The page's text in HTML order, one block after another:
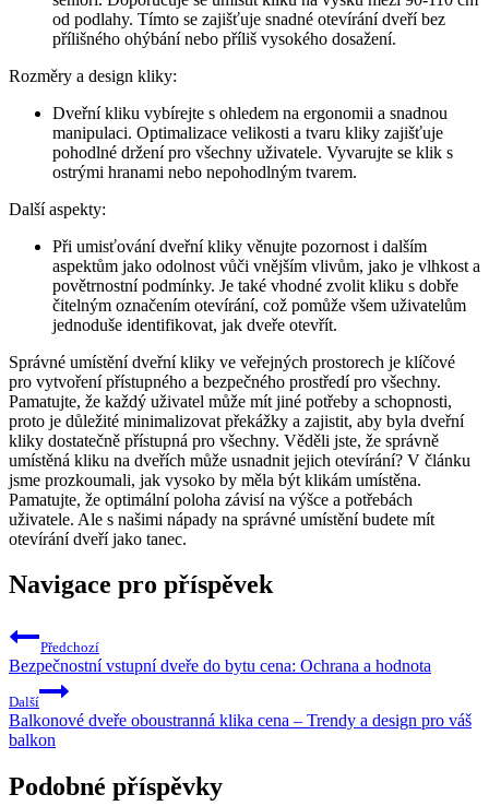
od podlahy. Tímto se zajišťuje ‌snadné otevírání‍ dveří bez ​
přílišného ⁤ohýbání⁤ nebo příliš⁤ vysokého dosažení.
Rozměry a design⁤ kliky: ⁢
Dveřní ⁤kliku vybírejte s ohledem na ergonomii a snadnou
manipulaci. Optimalizace velikosti ⁤a tvaru kliky⁣ zajišťuje
pohodlné držení pro‌ všechny uživatele. Vyvarujte se klik s
ostrými hranami nebo nepohodlným ⁢tvarem.
Další aspekty:
Při umisťování dveřní kliky věnujte pozornost i dalším
aspektům⁣ jako odolnost vůči vnějším vlivům, jako je vlhkost a
povětrnostní podmínky. Je také vhodné zvolit kliku s dobře
čitelným označením otevírání, což pomůže všem uživatelům⁤
jednoduše identifikovat, jak dveře otevřít.
Správné‌ umístění ​dveřní kliky⁤ ve ‍veřejných prostorech​ je klíčové
pro vytvoření přístupného a bezpečného prostředí pro všechny.
Pamatujte, že každý uživatel může mít jiné⁤ potřeby a ‍schopnosti,
proto je důležité minimalizovat překážky a zajistit, aby byla dveřní
kliky dostatečně přístupná pro všechny. Věděli jste, že správně⁤
umístěná kliku ‍na dveřích ⁣může usnadnit jejich otevírání? V článku
jsme prozkoumali, jak vysoko by měla být klikám‌ umístěna.
Pamatujte, že optimální⁢ poloha ⁤závisí na⁤ výšce a⁤ potřebách
uživatele. Ale s našimi nápady na správné umístění budete mít
otevírání dveří ‍jako tanec.
Navigace pro příspěvek
Předchozí
Bezpečnostní vstupní dveře do bytu cena: Ochrana a hodnota
Další
Balkonové dveře oboustranná klika cena – Trendy a design pro váš
balkon
Podobné příspěvky